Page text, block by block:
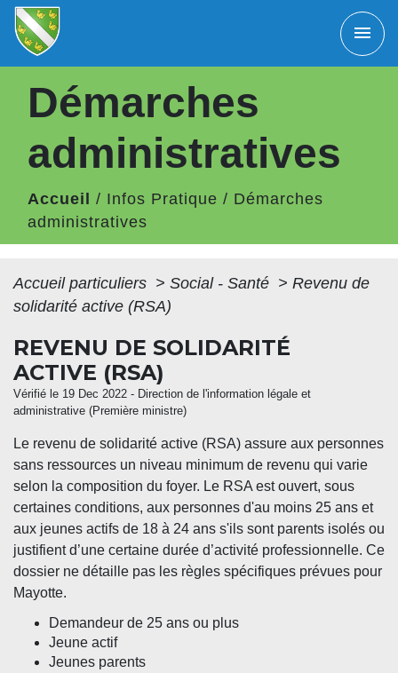
menu
Démarches
administratives
Accueil / Infos Pratique / Démarches
administratives
Accueil particuliers > Social - Santé > Revenu de
solidarité active (RSA)
REVENU DE SOLIDARITÉ
ACTIVE (RSA)
Vérifié le 19 Dec 2022 - Direction de l'information légale et
administrative (Première ministre)
Le revenu de solidarité active (RSA) assure aux personnes
sans ressources un niveau minimum de revenu qui varie
selon la composition du foyer. Le RSA est ouvert, sous
certaines conditions, aux personnes d'au moins 25 ans et
aux jeunes actifs de 18 à 24 ans s'ils sont parents isolés ou
justifient d’une certaine durée d’activité professionnelle. Ce
dossier ne détaille pas les règles spécifiques prévues pour
Mayotte.
Demandeur de 25 ans ou plus
Jeune actif
Jeunes parents